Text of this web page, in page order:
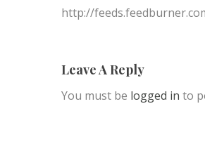
http://
Leave A Reply
You must be logged in to